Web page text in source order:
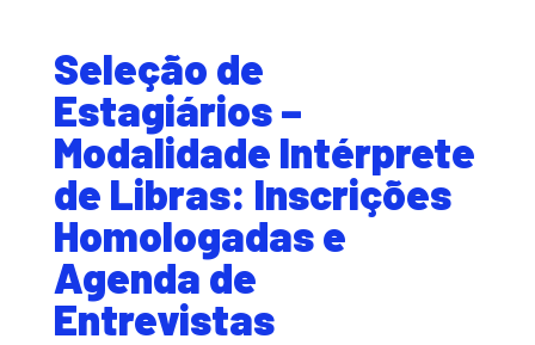
Seleção de
Estagiários –
Modalidade Intérprete
de Libras: Inscrições
Homologadas e
Agenda de
Entrevistas